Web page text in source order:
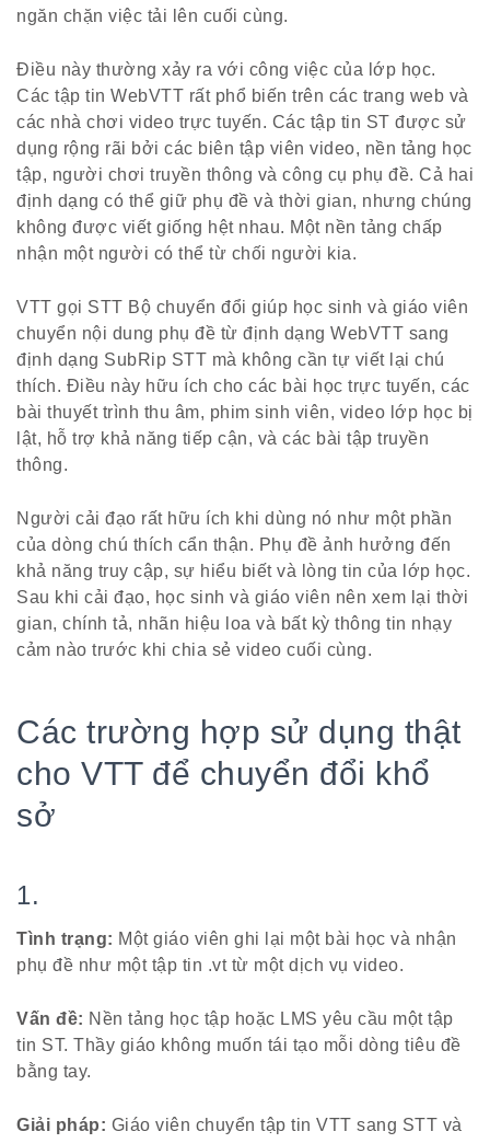
ngăn chặn việc tải lên cuối cùng.
Điều này thường xảy ra với công việc của lớp học.
Các tập tin WebVTT rất phổ biến trên các trang web và
các nhà chơi video trực tuyến. Các tập tin ST được sử
dụng rộng rãi bởi các biên tập viên video, nền tảng học
tập, người chơi truyền thông và công cụ phụ đề. Cả hai
định dạng có thể giữ phụ đề và thời gian, nhưng chúng
không được viết giống hệt nhau. Một nền tảng chấp
nhận một người có thể từ chối người kia.
VTT gọi STT Bộ chuyển đổi giúp học sinh và giáo viên
chuyển nội dung phụ đề từ định dạng WebVTT sang
định dạng SubRip STT mà không cần tự viết lại chú
thích. Điều này hữu ích cho các bài học trực tuyến, các
bài thuyết trình thu âm, phim sinh viên, video lớp học bị
lật, hỗ trợ khả năng tiếp cận, và các bài tập truyền
thông.
Người cải đạo rất hữu ích khi dùng nó như một phần
của dòng chú thích cẩn thận. Phụ đề ảnh hưởng đến
khả năng truy cập, sự hiểu biết và lòng tin của lớp học.
Sau khi cải đạo, học sinh và giáo viên nên xem lại thời
gian, chính tả, nhãn hiệu loa và bất kỳ thông tin nhạy
cảm nào trước khi chia sẻ video cuối cùng.
Các trường hợp sử dụng thật
cho VTT để chuyển đổi khổ
sở
1.
Tình trạng: Một giáo viên ghi lại một bài học và nhận
phụ đề như một tập tin .vt từ một dịch vụ video.
Vấn đề: Nền tảng học tập hoặc LMS yêu cầu một tập
tin ST. Thầy giáo không muốn tái tạo mỗi dòng tiêu đề
bằng tay.
Giải pháp: Giáo viên chuyển tập tin VTT sang STT và